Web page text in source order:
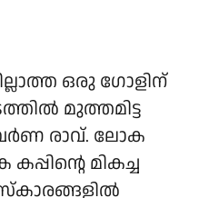
ഒരു ഗോളിന്
മുത്തമിട്ട
രാവ്. ലോക
മികച്ച